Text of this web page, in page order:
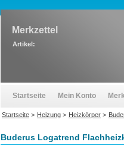
Buderus Logatrend
Merkzettel
Artikel:
Startseite Mein Konto
Startseite > Heizung > Heizkörper >